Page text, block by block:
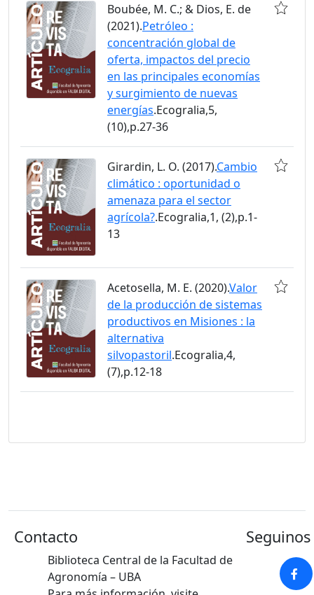
Boubée, M. C.; & Dios, E. de
(2021).Petróleo :
concentración global de
oferta, impactos del precio
en las principales economías
y surgimiento de nuevas
energías.Ecogralia,5,
(10),p.27-36
Girardin, L. O. (2017).Cambio
climático : oportunidad o
amenaza para el sector
agrícola?.Ecogralia,1, (2),p.1-
13
Acetosella, M. E. (2020).Valor
de la producción de sistemas
productivos en Misiones : la
alternativa
silvopastoril.Ecogralia,4,
(7),p.12-18
Contacto
Biblioteca Central de la Facultad de
Agronomía – UBA